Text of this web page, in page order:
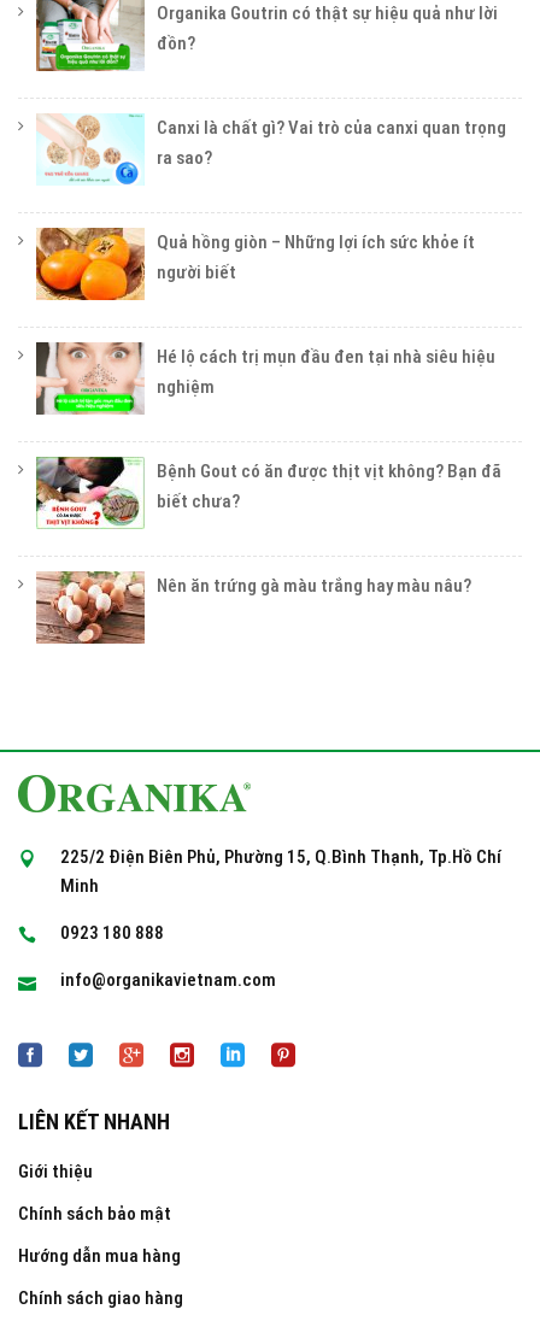
Organika Goutrin có thật sự hiệu quả như lời
đồn?
Canxi là chất gì? Vai trò của canxi quan trọng
ra sao?
Quả hồng giòn – Những lợi ích sức khỏe ít
người biết
Hé lộ cách trị mụn đầu đen tại nhà siêu hiệu
nghiệm
Bệnh Gout có ăn được thịt vịt không? Bạn đã
biết chưa?
Nên ăn trứng gà màu trắng hay màu nâu?
225/2 Điện Biên Phủ, Phường 15, Q.Bình Thạnh, Tp.Hồ Chí
Minh
0923 180 888
info@organikavietnam.com
LIÊN KẾT NHANH
Giới thiệu
Chính sách bảo mật
Hướng dẫn mua hàng
Chính sách giao hàng